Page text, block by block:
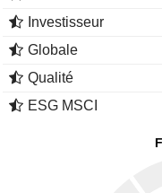
Investisseur
Globale
Qualité
ESG MSCI